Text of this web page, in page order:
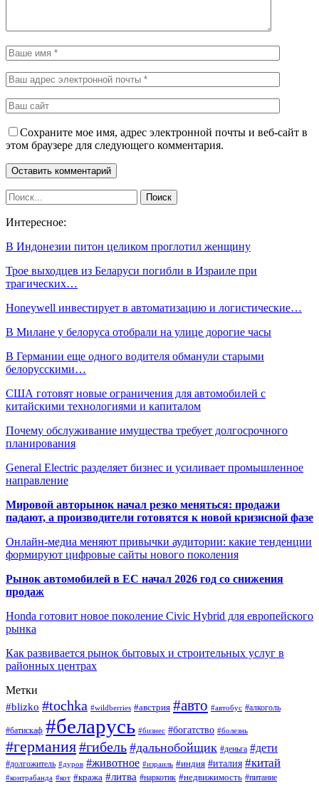
Сохраните мое имя, адрес электронной почты и веб-сайт в
этом браузере для следующего комментария.
Интересное:
В Индонезии питон целиком проглотил женщину
Трое выходцев из Беларуси погибли в Израиле при
трагических…
Honeywell инвестирует в автоматизацию и логистические…
В Милане у белоруса отобрали на улице дорогие часы
В Германии еще одного водителя обманули старыми
белорусскими…
США готовят новые ограничения для автомобилей с
китайскими технологиями и капиталом
Почему обслуживание имущества требует долгосрочного
планирования
General Electric разделяет бизнес и усиливает промышленное
направление
Мировой авторынок начал резко меняться: продажи
падают, а производители готовятся к новой кризисной фазе
Онлайн-медиа меняют привычки аудитории: какие тенденции
формируют цифровые сайты нового поколения
Рынок автомобилей в ЕС начал 2026 год со снижения
продаж
Honda готовит новое поколение Civic Hybrid для европейского
рынка
Как развивается рынок бытовых и строительных услуг в
районных центрах
Метки
#blizko #tochka #wildberries #австрия #авто #автобус #алкоголь
#батискаф #беларусь #бизнес #богатство #болезнь
#германия#гибель #дальнобойщик #деньга #дети
#долгожитель #дуров #животное #израиль #индия #италия #китай
#контрабанда #кот #кража #литва #наркотик #недвижимость #питание